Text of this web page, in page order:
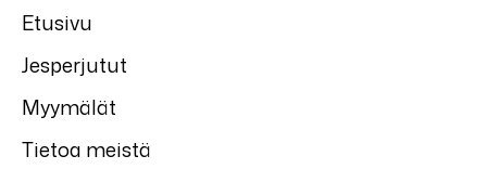
Etusivu
Jesperjutut
Myymälät
Tietoa meistä